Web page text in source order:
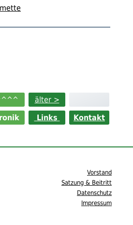
älter >
Links Kontakt
Vorstand
Satzung & Beitritt
Datenschutz
Impressum